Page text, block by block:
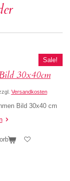
Sale!
30x40cm
Versandkosten
Bild 30x40 cm